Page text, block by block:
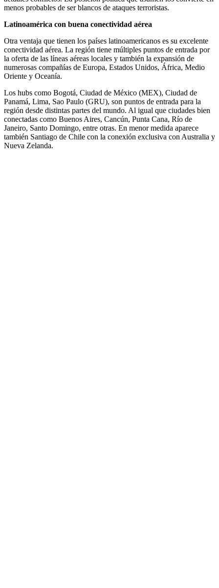
menos probables de ser blancos de ataques terroristas.
Latinoamérica con buena conectividad aérea
Otra ventaja que tienen los países latinoamericanos es su excelente
conectividad aérea. La región tiene múltiples puntos de entrada por
la oferta de las líneas aéreas locales y también la expansión de
numerosas compañías de Europa, Estados Unidos, África, Medio
Oriente y Oceanía.
Los hubs como Bogotá, Ciudad de México (MEX), Ciudad de
Panamá, Lima, Sao Paulo (GRU), son puntos de entrada para la
región desde distintas partes del mundo. Al igual que ciudades bien
conectadas como Buenos Aires, Cancún, Punta Cana, Río de
Janeiro, Santo Domingo, entre otras. En menor medida aparece
también Santiago de Chile con la conexión exclusiva con Australia y
Nueva Zelanda.